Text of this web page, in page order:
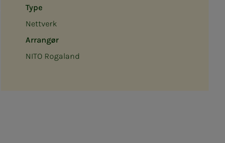
Type
Nettverk
Arrangør
NITO Rogaland